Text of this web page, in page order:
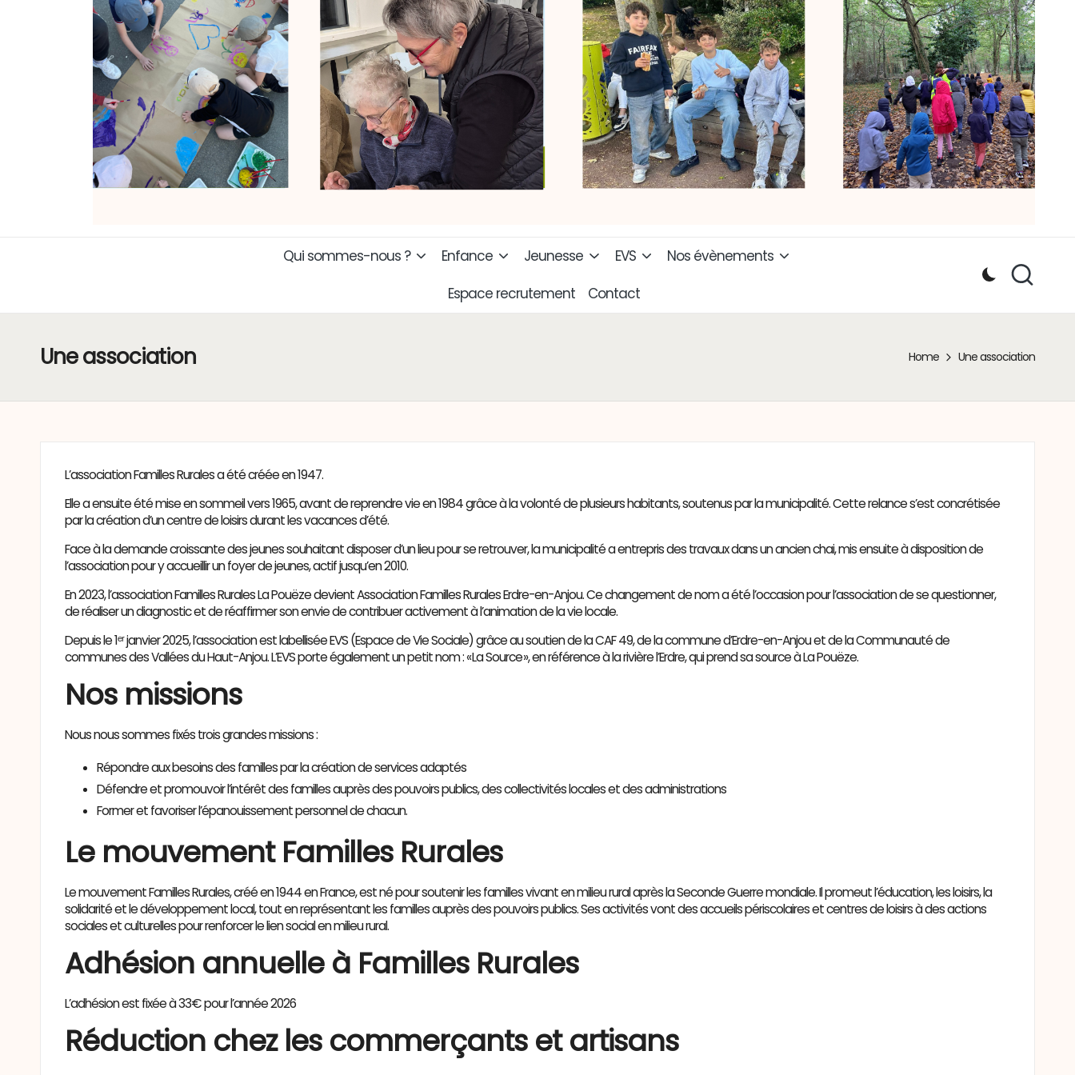
Qui sommes-nous ? Enfance Jeunesse EVS
Nos évènements
Espace recrutement
Contact
Une association Home Une association
L’association Familles Rurales a été créée en 1947.
Elle a ensuite été mise en sommeil vers 1965, avant de reprendre vie en 1984 grâce à la volonté de plusieurs habitants, soutenus par la municipalité. Cette relance s’est concrétisée
par la création d’un centre de loisirs durant les vacances d’été.
Face à la demande croissante des jeunes souhaitant disposer d’un lieu pour se retrouver, la municipalité a entrepris des travaux dans un ancien chai, mis ensuite à disposition de
l’association pour y accueillir un foyer de jeunes, actif jusqu’en 2010.
En 2023, l’association Familles Rurales La Pouëze devient Association Familles Rurales Erdre-en-Anjou. Ce changement de nom a été l’occasion pour l’association de se questionner,
de réaliser un diagnostic et de réaffirmer son envie de contribuer activement à l’animation de la vie locale.
Depuis le 1ᵉʳ janvier 2025, l’association est labellisée EVS (Espace de Vie Sociale) grâce au soutien de la CAF 49, de la commune d’Erdre-en-Anjou et de la Communauté de
communes des Vallées du Haut-Anjou. L’EVS porte également un petit nom : « La Source », en référence à la rivière l’Erdre, qui prend sa source à La Pouëze.
Nos missions
Nous nous sommes fixés trois grandes missions :
Répondre aux besoins des familles par la création de services adaptés
Défendre et promouvoir l’intérêt des familles auprès des pouvoirs publics, des collectivités locales et des administrations
Former et favoriser l’épanouissement personnel de chacun.
Le mouvement Familles Rurales
Le mouvement Familles Rurales, créé en 1944 en France, est né pour soutenir les familles vivant en milieu rural après la Seconde Guerre mondiale. Il promeut l’éducation, les loisirs, la
solidarité et le développement local, tout en représentant les familles auprès des pouvoirs publics. Ses activités vont des accueils périscolaires et centres de loisirs à des actions
sociales et culturelles pour renforcer le lien social en milieu rural.
Adhésion annuelle à Familles Rurales
L’adhésion est fixée à 33€ pour l’année 2026
Réduction chez les commerçants et artisans